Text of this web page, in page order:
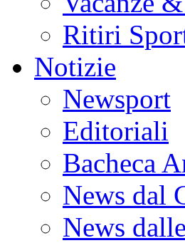
Ritiri
Notizie
Newsport
Editoriali
Bacheca
News dal
News